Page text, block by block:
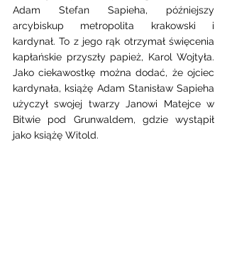
Adam Stefan Sapieha, późniejszy
arcybiskup metropolita krakowski i
kardynał. To z jego rąk otrzymał święcenia
kapłańskie przyszły papież, Karol Wojtyła.
Jako ciekawostkę można dodać, że ojciec
kardynała, książę Adam Stanisław Sapieha
użyczył swojej twarzy Janowi Matejce w
Bitwie pod Grunwaldem, gdzie wystąpił
jako książę Witold.